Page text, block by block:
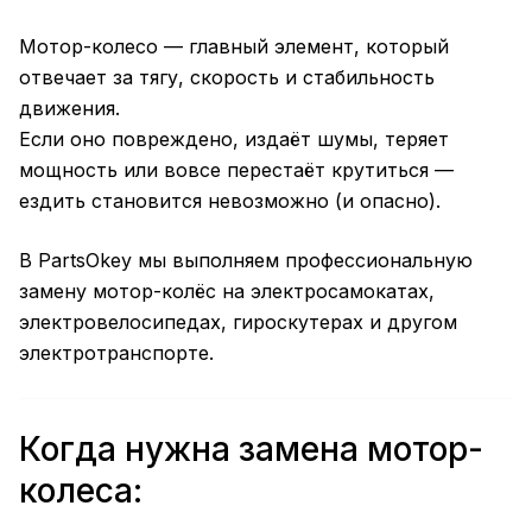
Мотор-колесо — главный элемент, который
отвечает за тягу, скорость и стабильность
движения.
Если оно повреждено, издаёт шумы, теряет
мощность или вовсе перестаёт крутиться —
ездить становится невозможно (и опасно).
В PartsOkey мы выполняем профессиональную
замену мотор-колёс на электросамокатах,
электровелосипедах, гироскутерах и другом
электротранспорте.
Когда нужна замена мотор-
колеса: